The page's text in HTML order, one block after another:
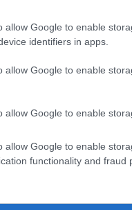
allow Google to enable
identifiers in apps.
allow Google to enable
allow Google to enable
allow Google to enable
functionality and fraud